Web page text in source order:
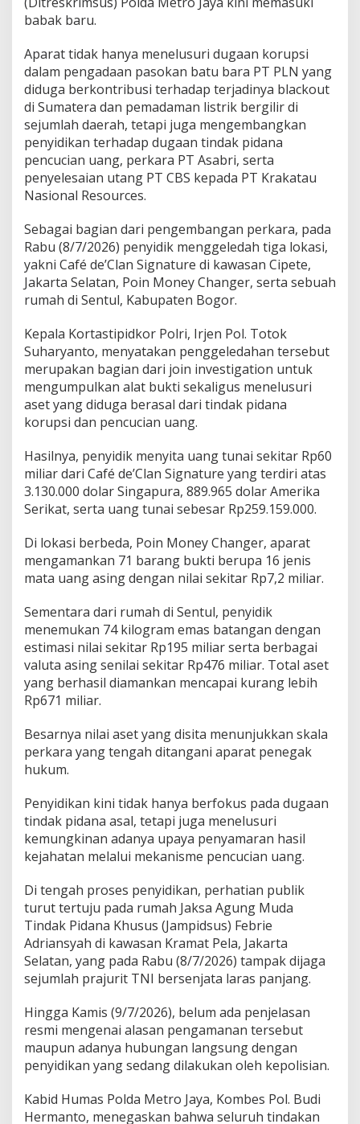
r
l
i
B
o
n
g
k
a
r
S
l
u
r
u
h
l
r
a
n
D
n
a
babak baru.
Aparat tidak hanya menelusuri dugaan korupsi
dalam pengadaan pasokan batu bara PT PLN yang
diduga berkontribusi terhadap terjadinya blackout
di Sumatera dan pemadaman listrik bergilir di
sejumlah daerah, tetapi juga mengembangkan
penyidikan terhadap dugaan tindak pidana
pencucian uang, perkara PT Asabri, serta
penyelesaian utang PT CBS kepada PT Krakatau
Nasional Resources.
Sebagai bagian dari pengembangan perkara, pada
Rabu (8/7/2026) penyidik menggeledah tiga lokasi,
yakni Café de’Clan Signature di kawasan Cipete,
Jakarta Selatan, Poin Money Changer, serta sebuah
rumah di Sentul, Kabupaten Bogor.
Kepala Kortastipidkor Polri, Irjen Pol. Totok
Suharyanto, menyatakan penggeledahan tersebut
merupakan bagian dari join investigation untuk
mengumpulkan alat bukti sekaligus menelusuri
aset yang diduga berasal dari tindak pidana
korupsi dan pencucian uang.
Hasilnya, penyidik menyita uang tunai sekitar Rp60
miliar dari Café de’Clan Signature yang terdiri atas
3.130.000 dolar Singapura, 889.965 dolar Amerika
Serikat, serta uang tunai sebesar Rp259.159.000.
Di lokasi berbeda, Poin Money Changer, aparat
mengamankan 71 barang bukti berupa 16 jenis
mata uang asing dengan nilai sekitar Rp7,2 miliar.
Sementara dari rumah di Sentul, penyidik
menemukan 74 kilogram emas batangan dengan
estimasi nilai sekitar Rp195 miliar serta berbagai
valuta asing senilai sekitar Rp476 miliar. Total aset
yang berhasil diamankan mencapai kurang lebih
Rp671 miliar.
Besarnya nilai aset yang disita menunjukkan skala
perkara yang tengah ditangani aparat penegak
hukum.
Penyidikan kini tidak hanya berfokus pada dugaan
tindak pidana asal, tetapi juga menelusuri
kemungkinan adanya upaya penyamaran hasil
kejahatan melalui mekanisme pencucian uang.
Di tengah proses penyidikan, perhatian publik
turut tertuju pada rumah Jaksa Agung Muda
Tindak Pidana Khusus (Jampidsus) Febrie
Adriansyah di kawasan Kramat Pela, Jakarta
Selatan, yang pada Rabu (8/7/2026) tampak dijaga
sejumlah prajurit TNI bersenjata laras panjang.
Hingga Kamis (9/7/2026), belum ada penjelasan
resmi mengenai alasan pengamanan tersebut
maupun adanya hubungan langsung dengan
penyidikan yang sedang dilakukan oleh kepolisian.
Kabid Humas Polda Metro Jaya, Kombes Pol. Budi
Hermanto, menegaskan bahwa seluruh tindakan